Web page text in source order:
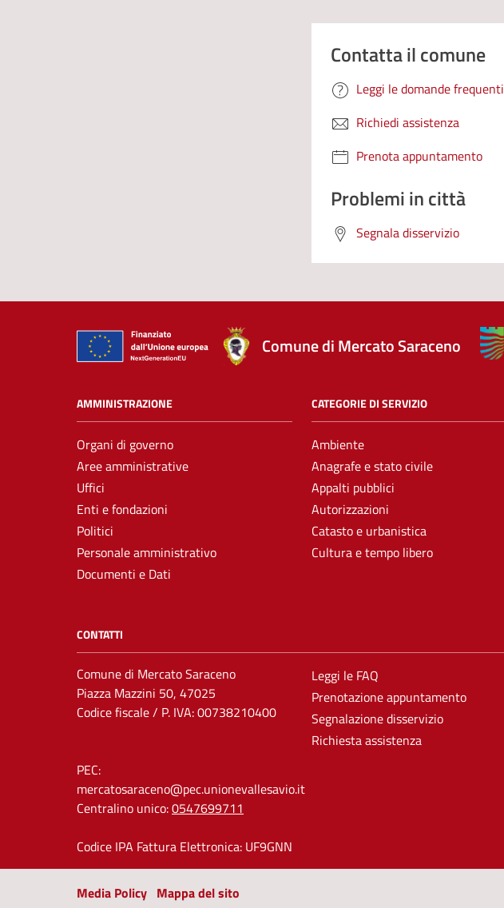
Contatta il comune
Leggi le domande frequenti
Richiedi assistenza
Prenota appuntamento
Problemi in città
Segnala disservizio
Comune di Mercato Saraceno
AMMINISTRAZIONE
Organi di governo
Aree amministrative
Uffici
Enti e fondazioni
Politici
Personale amministrativo
Documenti e Dati
CATEGORIE DI SERVIZIO
Ambiente
Anagrafe e stato civile
Appalti pubblici
Autorizzazioni
Catasto e urbanistica
Cultura e tempo libero
CONTATTI
Comune di Mercato Saraceno
Piazza Mazzini 50, 47025
Codice fiscale / P. IVA: 00738210400
PEC:
mercatosaraceno@pec.unionevallesavio.it
Centralino unico:0547699711
Codice IPA Fattura Elettronica: UF9GNN
Leggi le FAQ
Prenotazione appuntamento
Segnalazione disservizio
Richiesta assistenza
Media Policy Mappa del sito